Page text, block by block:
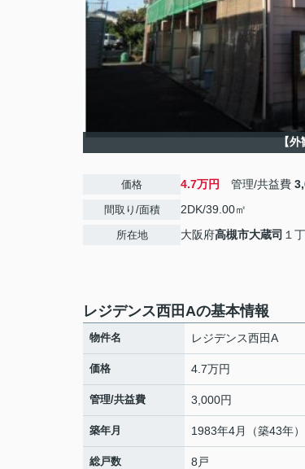
【外
価格 4.7万円 管理/共益費
間取り/面積 2DK/39.00㎡
所在地 大阪府高槻市大蔵司 １
レジデンス西田Aの基本情報
物件名 レジデンス西田A
価格 4.7万円
管理/共益費 3,000円
築年月 1983年4月（築43年）
総戸数 8戸